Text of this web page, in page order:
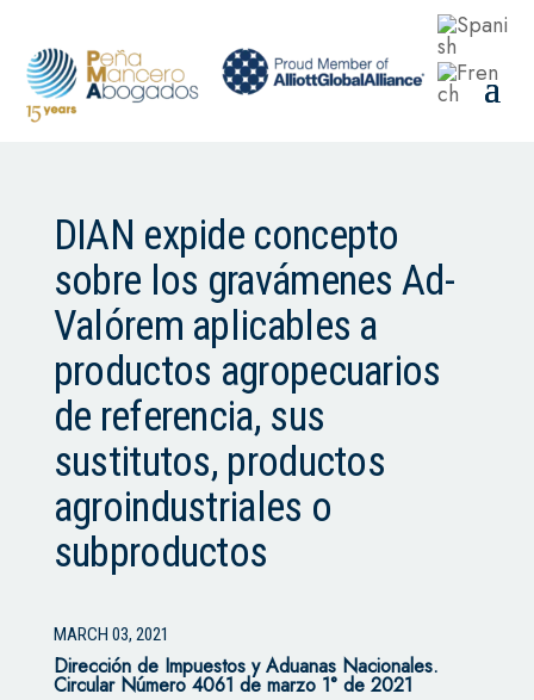
DIAN expide concepto
sobre los gravámenes Ad-
Valórem aplicables a
productos agropecuarios
de referencia, sus
sustitutos, productos
agroindustriales o
subproductos
MARCH 03, 2021
Dirección de Impuestos y Aduanas Nacionales.
Circular Número 4061 de marzo 1° de 2021